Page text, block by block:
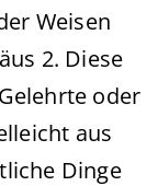
Weisen
2. Diese
oder
aus
Dinge